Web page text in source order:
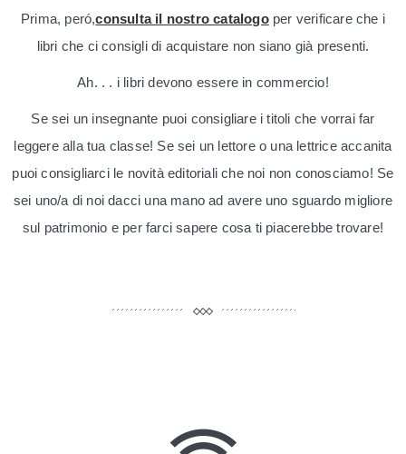
Prima, peró,consulta il nostro catalogoper verificare che i
libri che ci consigli di acquistare non siano già presenti.
Ah. . . i libri devono essere in commercio!
Se sei un insegnante puoi consigliare i titoli che vorrai far
leggere alla tua classe! Se sei un lettore o una lettrice accanita
puoi consigliarci le novità editoriali che noi non conosciamo! Se
sei uno/a di noi dacci una mano ad avere uno sguardo migliore
sul patrimonio e per farci sapere cosa ti piacerebbe trovare!